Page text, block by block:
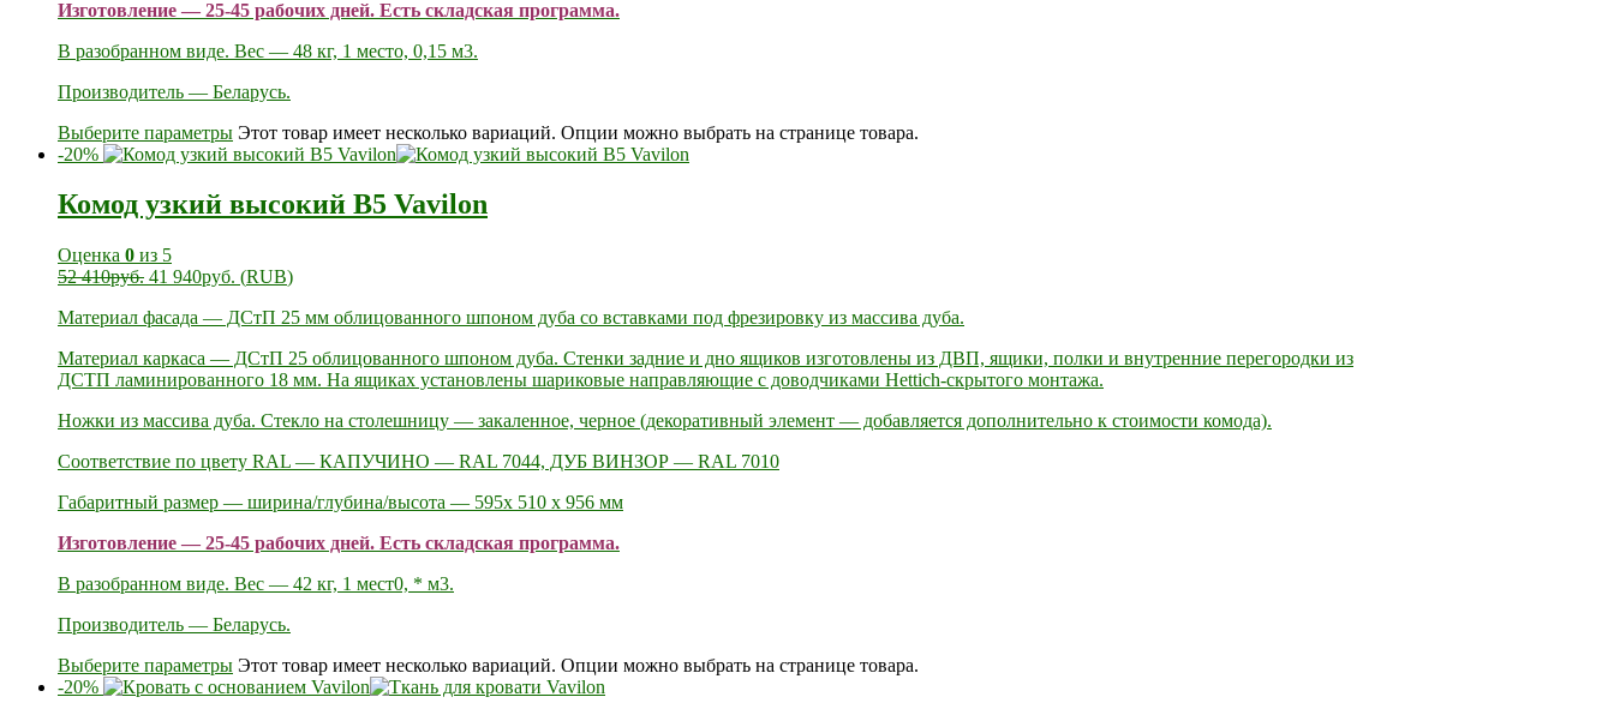
Изготовление — 25-45 рабочих дней. Есть складская программа.
В разобранном виде. Вес — 48 кг, 1 место, 0,15 м3.
Производитель — Беларусь.
Выберите параметры Этот товар имеет несколько вариаций. Опции можно выбрать на странице товара.
-20%
Комод узкий высокий В5 Vavilon
Оценка 0 из 5
52 410руб. 41 940руб. (RUB)
Материал фасада — ДСтП 25 мм облицованного шпоном дуба со вставками под фрезировку из массива дуба.
Материал каркаса — ДСтП 25 облицованного шпоном дуба. Стенки задние и дно ящиков изготовлены из ДВП, ящики, полки и внутренние перегородки из
ДСТП ламинированного 18 мм. На ящиках установлены шариковые направляющие c доводчиками Hettich-скрытого монтажа.
Ножки из массива дуба. Стекло на столешницу — закаленное, черное (декоративный элемент — добавляется дополнительно к стоимости комода).
Соответствие по цвету RAL — КАПУЧИНО — RAL 7044, ДУБ ВИНЗОР — RAL 7010
Габаритный размер — ширина/глубина/высота — 595х 510 х 956 мм
Изготовление — 25-45 рабочих дней. Есть складская программа.
В разобранном виде. Вес — 42 кг, 1 мест0, * м3.
Производитель — Беларусь.
Выберите параметры Этот товар имеет несколько вариаций. Опции можно выбрать на странице товара.
-20%